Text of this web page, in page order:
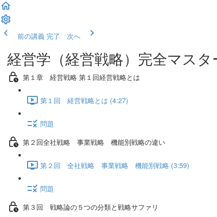
前の講義 完了 次へ
経営学（経営戦略）完全マス
第１章 経営戦略 第１回経営戦略とは
第１回 経営戦略とは (4:27)
問題
第２回全社戦略 事業戦略 機能別戦略の違い
第２回 全社戦略 事業戦略 機能別戦略 (3:59)
問題
第３回 戦略論の５つの分類と戦略サファリ